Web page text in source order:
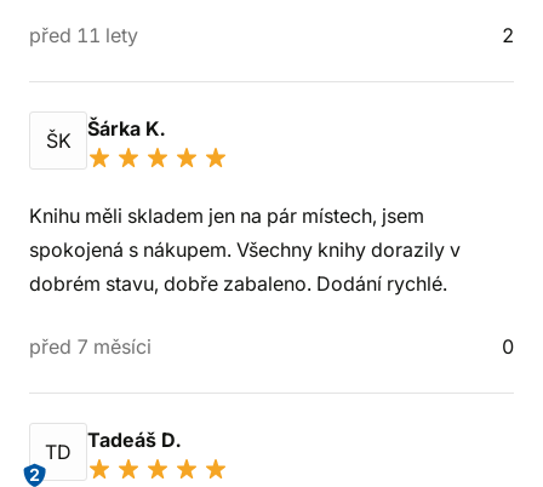
před 11 lety 2
ŠK Šárka K.
Knihu měli skladem jen na pár místech, jsem
spokojená s nákupem. Všechny knihy dorazily v
dobrém stavu, dobře zabaleno. Dodání rychlé.
před 7 měsíci 0
TD
2
Tadeáš D.